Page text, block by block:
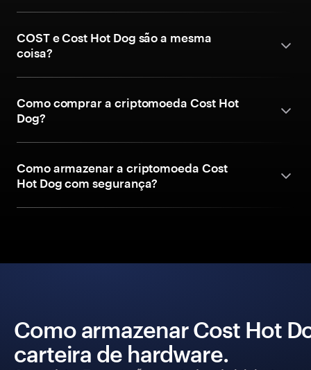
COST e Cost Hot Dog são a mesma
coisa?
Como comprar a criptomoeda Cost Hot
Dog?
Como armazenar a criptomoeda Cost
Hot Dog com segurança?
Como armazenar Cost Hot
carteira de hardware.